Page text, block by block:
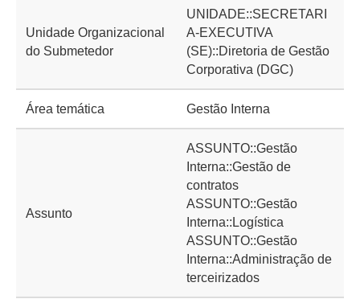
Unidade Organizacional
do Submetedor
UNIDADE::SECRETARI
A-EXECUTIVA
(SE)::Diretoria de Gestão
Corporativa (DGC)
Área temática Gestão Interna
Assunto
ASSUNTO::Gestão
Interna::Gestão de
contratos
ASSUNTO::Gestão
Interna::Logística
ASSUNTO::Gestão
Interna::Administração de
terceirizados